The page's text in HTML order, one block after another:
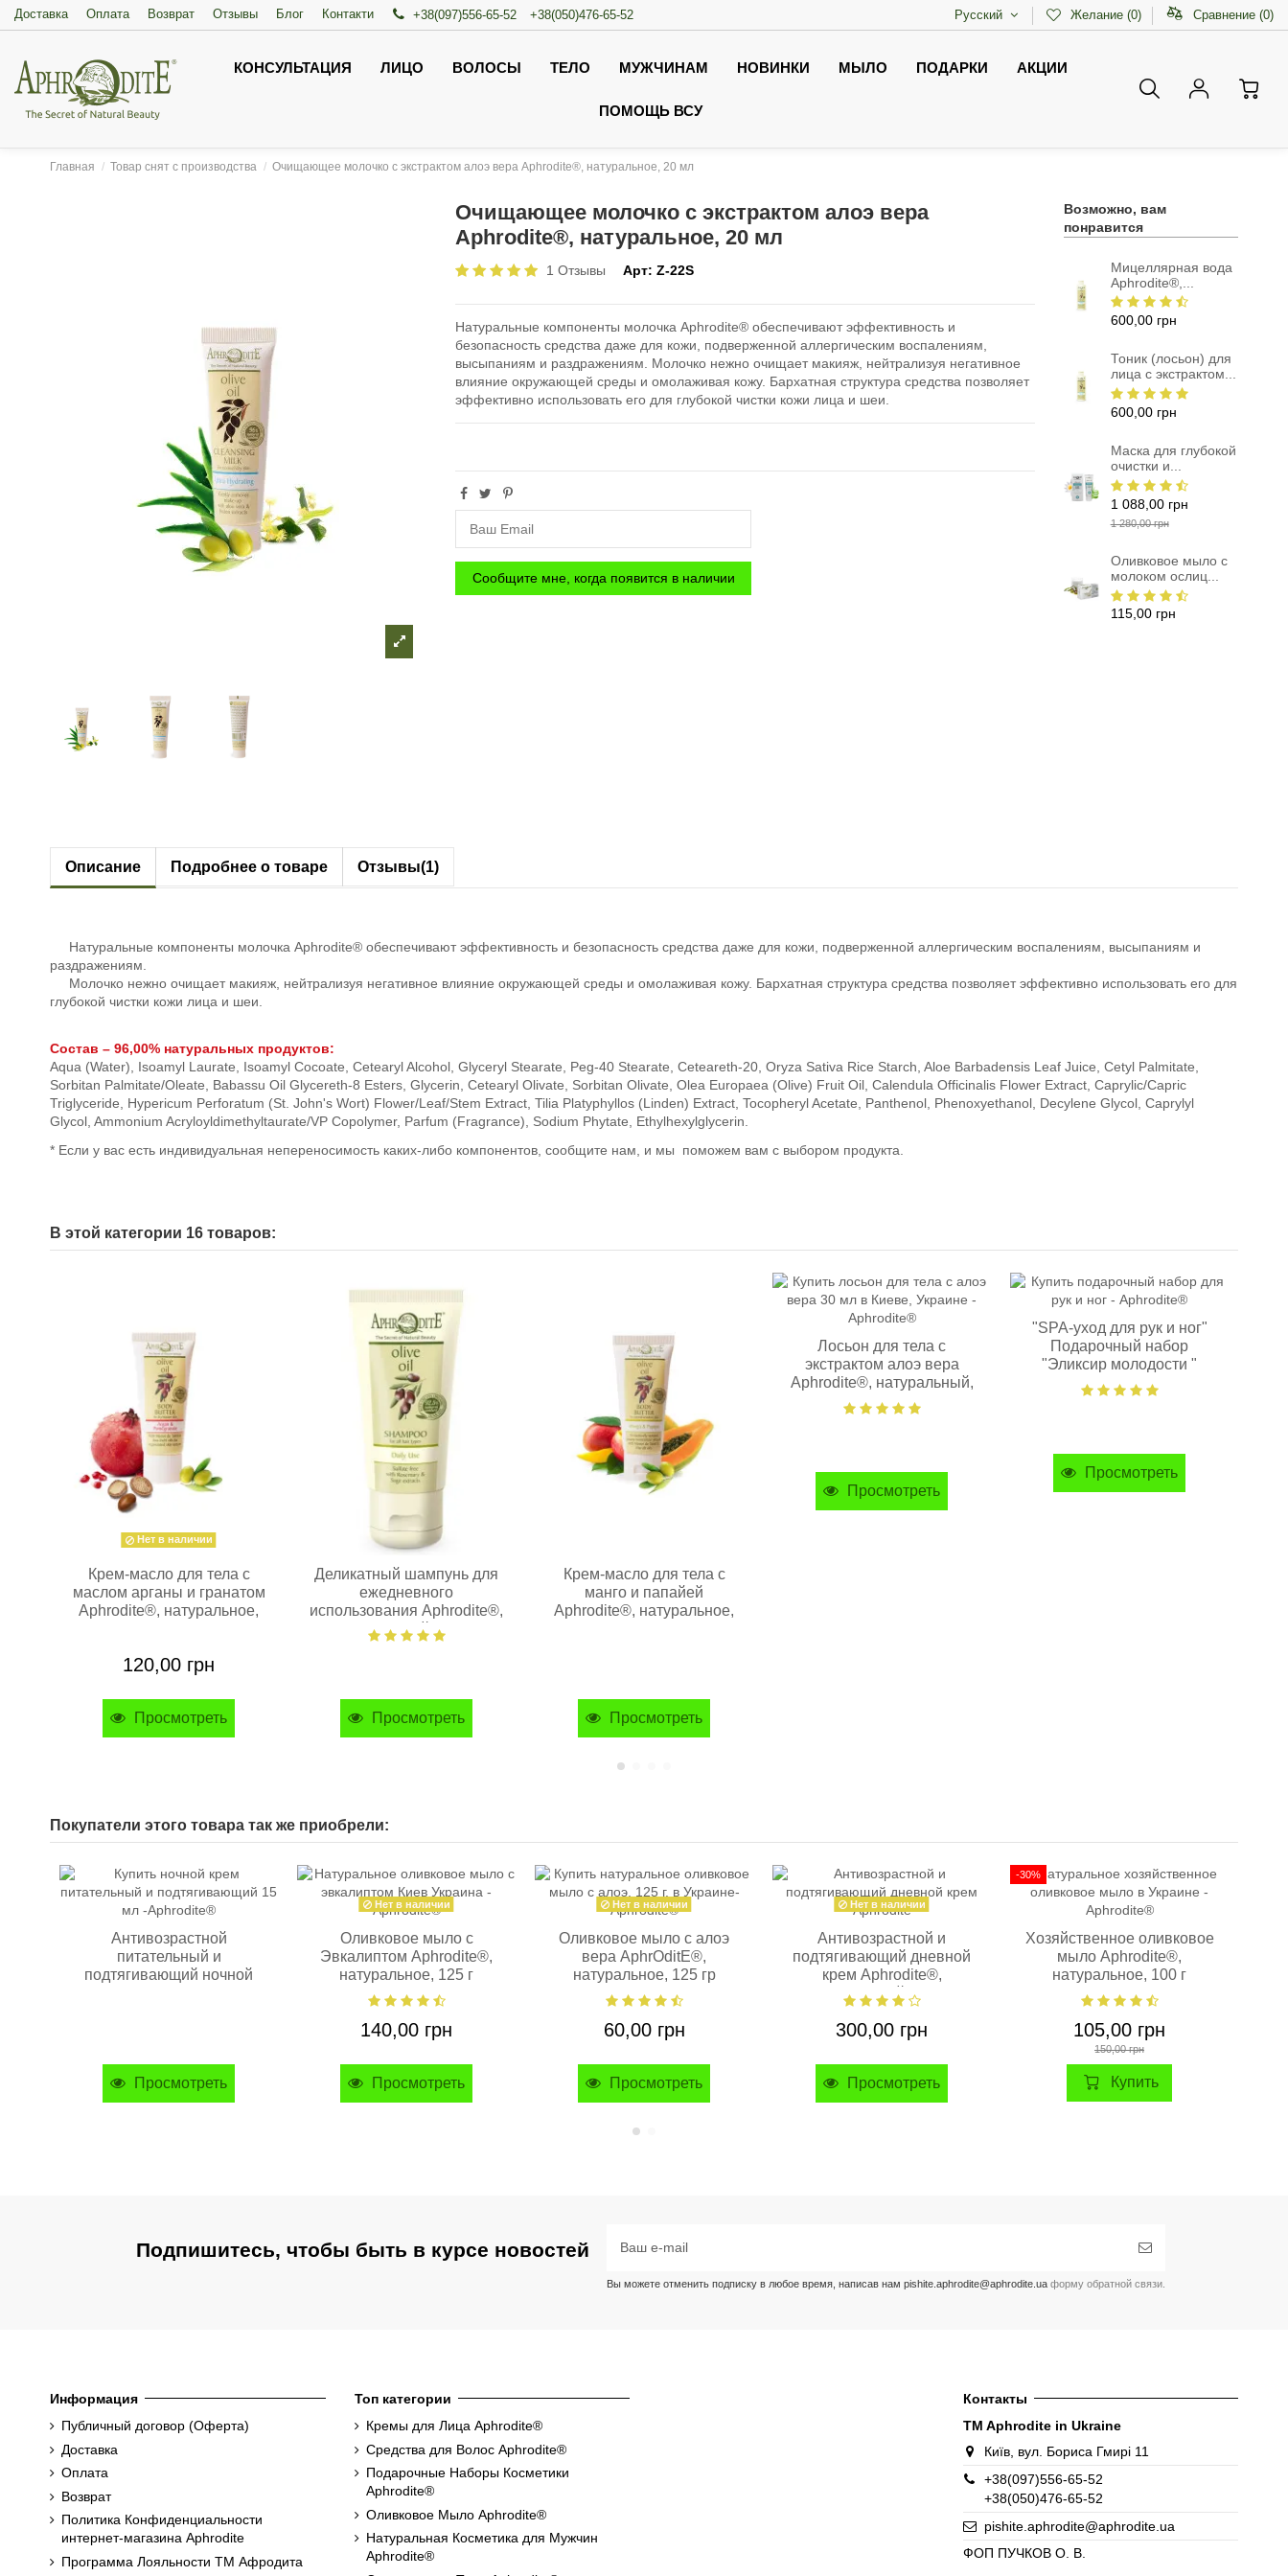
Доставка Оплата Возврат Отзывы Блог Контакти +38(097)556-65-52 +38(050)476-65-52 Русский Желание (0) Сравнение (0)
КОНСУЛЬТАЦИЯ ЛИЦО ВОЛОСЫ ТЕЛО МУЖЧИНАМ НОВИНКИ МЫЛО ПОДАРКИ АКЦИИ
ПОМОЩЬ ВСУ
Главная Товар снят с производства Очищающее молочко с экстрактом алоэ вера Aphrodite®, натуральное, 20 мл
Очищающее молочко с экстрактом алоэ вера
Aphrodite®, натуральное, 20 мл
1 Отзывы Арт: Z-22S
Натуральные компоненты молочка Aphrodite® обеспечивают эффективность и
безопасность средства даже для кожи, подверженной аллергическим воспалениям,
высыпаниям и раздражениям. Молочко нежно очищает макияж, нейтрализуя негативное
влияние окружающей среды и омолаживая кожу. Бархатная структура средства позволяет
эффективно использовать его для глубокой чистки кожи лица и шеи.
Возможно, вам
понравится
Мицеллярная вода
Aphrodite®,...
600,00 грн
Тоник (лосьон) для
лица с экстрактом...
600,00 грн
Маска для глубокой
очистки и...
1 088,00 грн
1 280,00 грн
Оливковое мыло с
молоком ослиц...
115,00 грн
Описание Подробнее о товаре Отзывы(1)
Натуральные компоненты молочка Aphrodite® обеспечивают эффективность и безопасность средства даже для кожи, подверженной аллергическим воспалениям, высыпаниям и
раздражениям.
Молочко нежно очищает макияж, нейтрализуя негативное влияние окружающей среды и омолаживая кожу. Бархатная структура средства позволяет эффективно использовать его для
глубокой чистки кожи лица и шеи.
Состав – 96,00% натуральных продуктов:
Aqua (Water), Isoamyl Laurate, Isoamyl Cocoate, Cetearyl Alcohol, Glyceryl Stearate, Peg-40 Stearate, Ceteareth-20, Oryza Sativa Rice Starch, Aloe Barbadensis Leaf Juice, Cetyl Palmitate,
Sorbitan Palmitate/Oleate, Babassu Oil Glycereth-8 Esters, Glycerin, Cetearyl Olivate, Sorbitan Olivate, Olea Europaea (Olive) Fruit Oil, Calendula Officinalis Flower Extract, Caprylic/Capric
Triglyceride, Hypericum Perforatum (St. John's Wort) Flower/Leaf/Stem Extract, Tilia Platyphyllos (Linden) Extract, Tocopheryl Acetate, Panthenol, Phenoxyethanol, Decylene Glycol, Caprylyl
Glycol, Ammonium Acryloyldimethyltaurate/VP Copolymer, Parfum (Fragrance), Sodium Phytate, Ethylhexylglycerin.
* Если у вас есть индивидуальная непереносимость каких-либо компонентов, сообщите нам, и мы поможем вам с выбором продукта.
В этой категории 16 товаров:
Нет в наличии
Крем-масло для тела с
маслом арганы и гранатом
Aphrodite®, натуральное,
120,00 грн
Просмотреть
Деликатный шампунь для
ежедневного
использования Aphrodite®,
натуральный, 35 мл
Просмотреть
Крем-масло для тела с
манго и папайей
Aphrodite®, натуральное,
Просмотреть
Лосьон для тела с
экстрактом алоэ вера
Aphrodite®, натуральный,
30 мл
Просмотреть
"SPA-уход для рук и ног"
Подарочный набор
"Эликсир молодости "
Aphrodite®
Просмотреть
Покупатели этого товара так же приобрели:
Антивозрастной
питательный и
подтягивающий ночной
Просмотреть
Нет в наличии
Оливковое мыло с
Эвкалиптом Aphrodite®,
натуральное, 125 г
140,00 грн
Просмотреть
Нет в наличии
Оливковое мыло с алоэ
вера AphrOditE®,
натуральное, 125 гр
60,00 грн
Просмотреть
Нет в наличии
Антивозрастной и
подтягивающий дневной
крем Aphrodite®,
натуральный, 15 мл
300,00 грн
Просмотреть
-30%
Хозяйственное оливковое
мыло Aphrodite®,
натуральное, 100 г
105,00 грн
150,00 грн
Купить
Подпишитесь, чтобы быть в курсе новостей
Вы можете отменить подписку в любое время, написав нам pishite.aphrodite@aphrodite.ua форму обратной связи.
Информация
Публичный договор (Оферта)
Доставка
Оплата
Возврат
Политика Конфиденциальности
интернет-магазина Aphrodite
Программа Лояльности ТМ Афродита
Топ категории
Кремы для Лица Aphrodite®
Средства для Волос Aphrodite®
Подарочные Наборы Косметики
Aphrodite®
Оливковое Мыло Aphrodite®
Натуральная Косметика для Мужчин
Aphrodite®
Контакты
TM Aphrodite in Ukraine
Київ, вул. Бориса Гмирі 11
+38(097)556-65-52
+38(050)476-65-52
pishite.aphrodite@aphrodite.ua
ФОП ПУЧКОВ О. В.